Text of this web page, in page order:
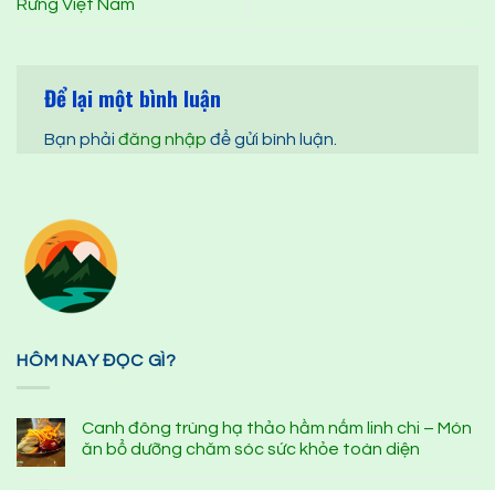
Rừng Việt Nam
Để lại một bình luận
Bạn phải đăng nhập để gửi bình luận.
HÔM NAY ĐỌC GÌ?
Canh đông trùng hạ thảo hầm nấm linh chi – Món
ăn bổ dưỡng chăm sóc sức khỏe toàn diện